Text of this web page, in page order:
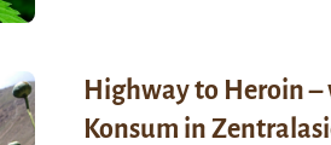
Highway to Heroin
Konsum in